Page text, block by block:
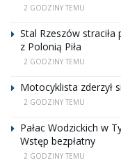
2 GODZINY TEMU
Stal Rzeszów
z Polonią Piła
2 GODZINY TEMU
Motocyklista zderzył
2 GODZINY TEMU
Pałac Wodzickich w
Wstęp bezpłatny
2 GODZINY TEMU